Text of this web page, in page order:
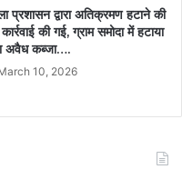
प्रशासन द्वारा अतिक्रमण हटाने की
की गई, ग्राम समोदा में हटाया
अवैध कब्जा….
10, 2026